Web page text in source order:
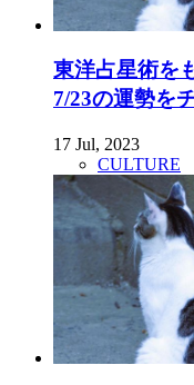
東洋占星術を
7/23の運勢を
17 Jul, 2023
CULTURE